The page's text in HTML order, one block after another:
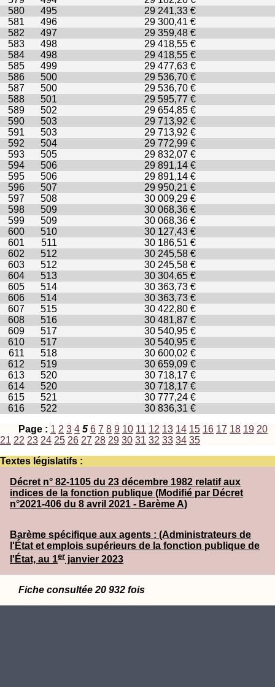
580
495
29 241,33 €
581
496
29 300,41 €
582
497
29 359,48 €
583
498
29 418,55 €
584
498
29 418,55 €
585
499
29 477,63 €
586
500
29 536,70 €
587
500
29 536,70 €
588
501
29 595,77 €
589
502
29 654,85 €
590
503
29 713,92 €
591
503
29 713,92 €
592
504
29 772,99 €
593
505
29 832,07 €
594
506
29 891,14 €
595
506
29 891,14 €
596
507
29 950,21 €
597
508
30 009,29 €
598
509
30 068,36 €
599
509
30 068,36 €
600
510
30 127,43 €
601
511
30 186,51 €
602
512
30 245,58 €
603
512
30 245,58 €
604
513
30 304,65 €
605
514
30 363,73 €
606
514
30 363,73 €
607
515
30 422,80 €
608
516
30 481,87 €
609
517
30 540,95 €
610
517
30 540,95 €
611
518
30 600,02 €
612
519
30 659,09 €
613
520
30 718,17 €
614
520
30 718,17 €
615
521
30 777,24 €
616
522
30 836,31 €
Page : 1 2 3 4 5 6 7 8 9 10 11 12 13 14 15 16 17 18 19 20
21 22 23 24 25 26 27 28 29 30 31 32 33 34 35
Textes législatifs :
Décret n° 82-1105 du 23 décembre 1982 relatif aux
indices de la fonction publique (Modifié par Décret
n°2021-406 du 8 avril 2021 - Barème A)
Barème spécifique aux agents : (Administrateurs de
l'État et emplois supérieurs de la fonction publique de
l'État, au 1er janvier 2023
Fiche consultée 20 932 fois